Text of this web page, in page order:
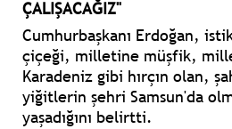
ÇALIŞACAĞIZ"
Cumhurbaşkanı Erdoğan,
çiçeği, milletine müşfik,
Karadeniz gibi hırçın olan,
yiğitlerin şehri Samsun'da
yaşadığını belirtti.